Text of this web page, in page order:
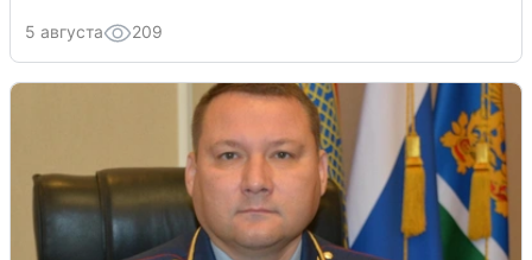
5 августа 209